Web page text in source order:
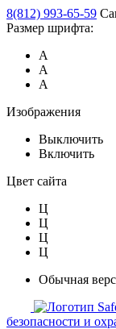
8(812) 993-65-59
Размер шрифта:
А
А
А
Изображения
Выключить
Включить
Цвет сайта
Ц
Ц
Ц
Ц
Обычная
безопасности и